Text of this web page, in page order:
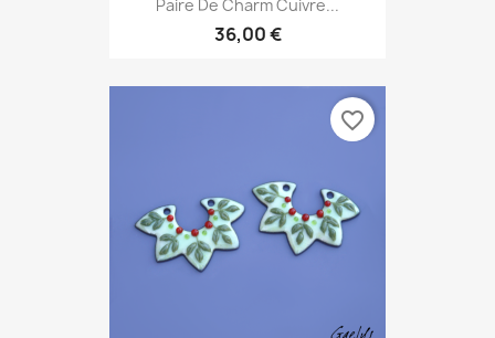
Paire De Charm Cuivre...
36,00 €
favorite_border